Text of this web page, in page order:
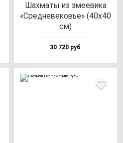
Шах­ма­ты из зме­еви­ка
«Сред­не­ве­ковье» (40х40
см)
30 720 руб